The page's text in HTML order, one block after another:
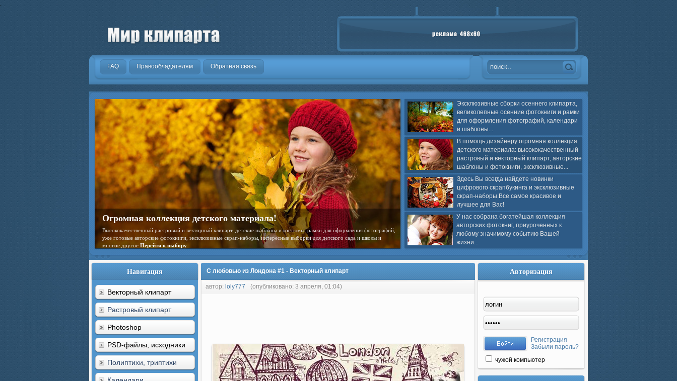
.
FAQ Правообладателям Обратная связь
Эксклюзивные сборки осеннего клипарта,
великолепные осенние фотокниги и рамки
для оформления фотографий, календари
и шаблоны...
В помощь дизайнеру огромная коллекция
детского материала: высококачественный
растровый и векторный клипарт, авторские
шаблоны и фотокниги, эксклюзивные...
Здесь Вы всегда найдете новинки
цифрового скрапбукинга и эксклюзивные
скрап-наборы.Все самое красивое и
лучшее для Вас!
У нас собрана богатейшая коллекция
авторских фотокниг, приуроченных к
любому значимому событию Вашей
жизни...
Огромная коллекция детского материала!
Высококачественный растровый и векторный клипарт, детские шаблоны и костюмы, рамки для оформления фотографий,
уже готовые авторские фотокниги, эксклюзивные скрап-наборы, интересные выборки для детского сада и школы и
многое другое Перейти к выбору
Навигация
Векторный клипарт
Растровый клипарт
Photoshop
PSD-файлы, исходники
Полиптихи, триптихи
С любовью из Лондона #1 - Векторный клипарт
автор: loly777 (опубликовано: 3 апреля, 01:04)
Авторизация
Регистрация
Забыли пароль?
чужой компьютер